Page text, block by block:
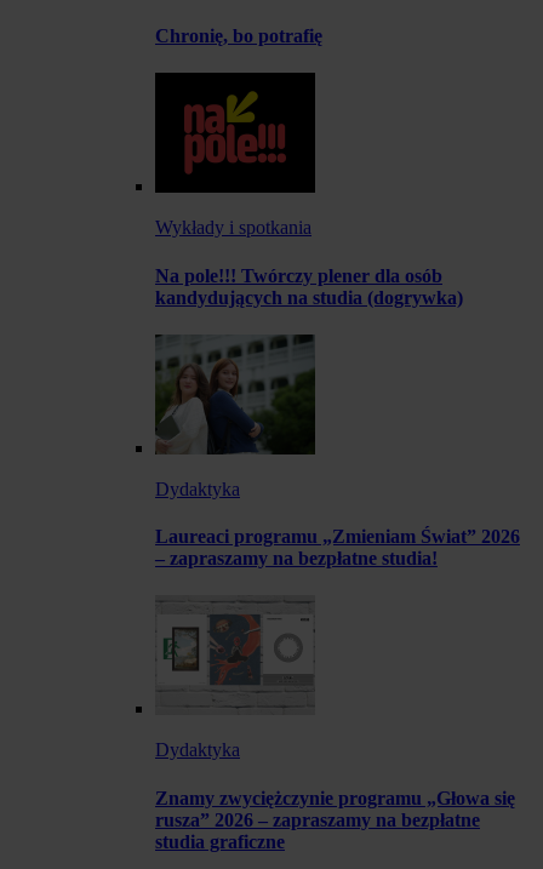
Chronię, bo potrafię
Wykłady i spotkania
Na pole!!! Twórczy plener dla osób
kandydujących na studia (dogrywka)
Dydaktyka
Laureaci programu „Zmieniam Świat” 2026
– zapraszamy na bezpłatne studia!
Dydaktyka
Znamy zwyciężczynie programu „Głowa się
rusza” 2026 – zapraszamy na bezpłatne
studia graficzne